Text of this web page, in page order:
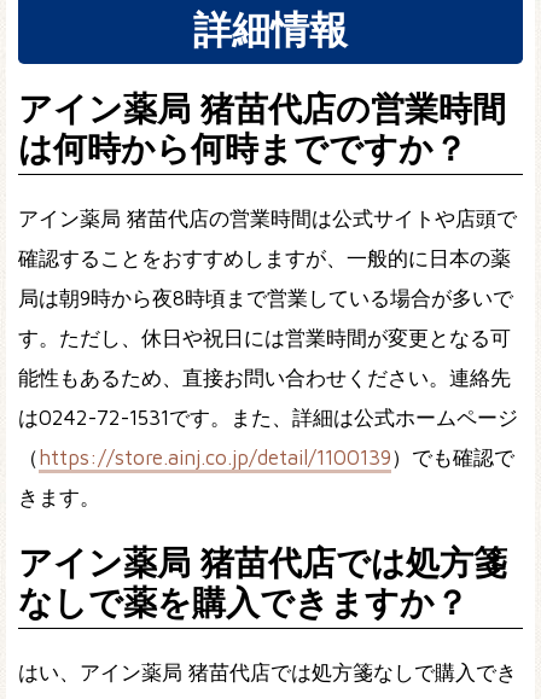
詳細情報
アイン薬局 猪苗代店の営業時間
は何時から何時までですか？
アイン薬局 猪苗代店の営業時間は公式サイトや店頭で
確認することをおすすめしますが、一般的に日本の薬
局は朝9時から夜8時頃まで営業している場合が多いで
す。ただし、休日や祝日には営業時間が変更となる可
能性もあるため、直接お問い合わせください。連絡先
は0242-72-1531です。また、詳細は公式ホームページ
（ https://store.ainj.co.jp/detail/1100139）でも確認で
きます。
アイン薬局 猪苗代店では処方箋
なしで薬を購入できますか？
はい、アイン薬局 猪苗代店では処方箋なしで購入でき